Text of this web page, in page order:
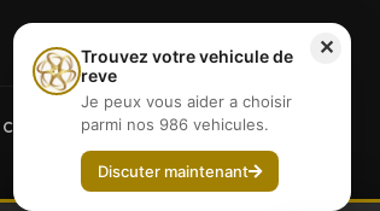
CM2C
: 49 Rue de Ponthieu, 75008 Paris —
✕
Trouvez votre vehicule de
reve
Je peux vous aider a choisir
parmi nos 986 vehicules.
Discuter maintenant